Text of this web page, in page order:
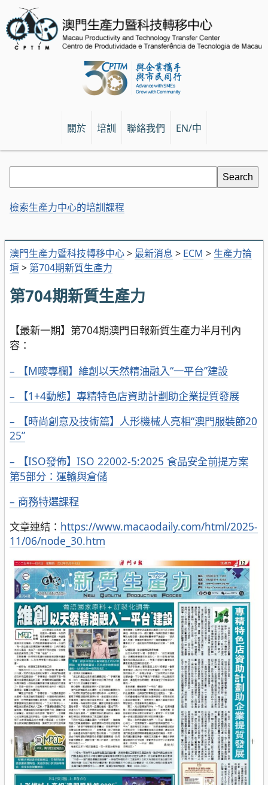
關於 培訓 聯絡我們 EN/中
澳門生產力暨科技轉移中心> 最新消息 > ECM > 生產力論
壇> 第704期新質生產力
第704期新質生產力
【最新一期】第704期澳門日報新質生產力半月刊內
容：
– 【M嘜專欄】維創以天然精油融入“一平台”建設
– 【1+4動態】專精特色店資助計劃助企業提質發展
– 【時尚創意及技術篇】人形機械人亮相“澳門服裝節20
25”
– 【ISO發佈】ISO 22002-5:2025 食品安全前提方案
第5部分：運輸與倉儲
– 商務特選課程
文章連結： https://www.macaodaily.com/html/2025-
11/06/node_30.htm
檢索生產力中心的培訓課程